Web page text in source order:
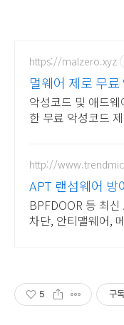
https://malzero.xyz
멀웨어 제로 무
악성코드 및 애드
한 무료 악성코드
http://
APT 랜섬웨어 방
과 안정성이 검
BPFDOOR 등 최
차단, 안티맬웨어,
5 구